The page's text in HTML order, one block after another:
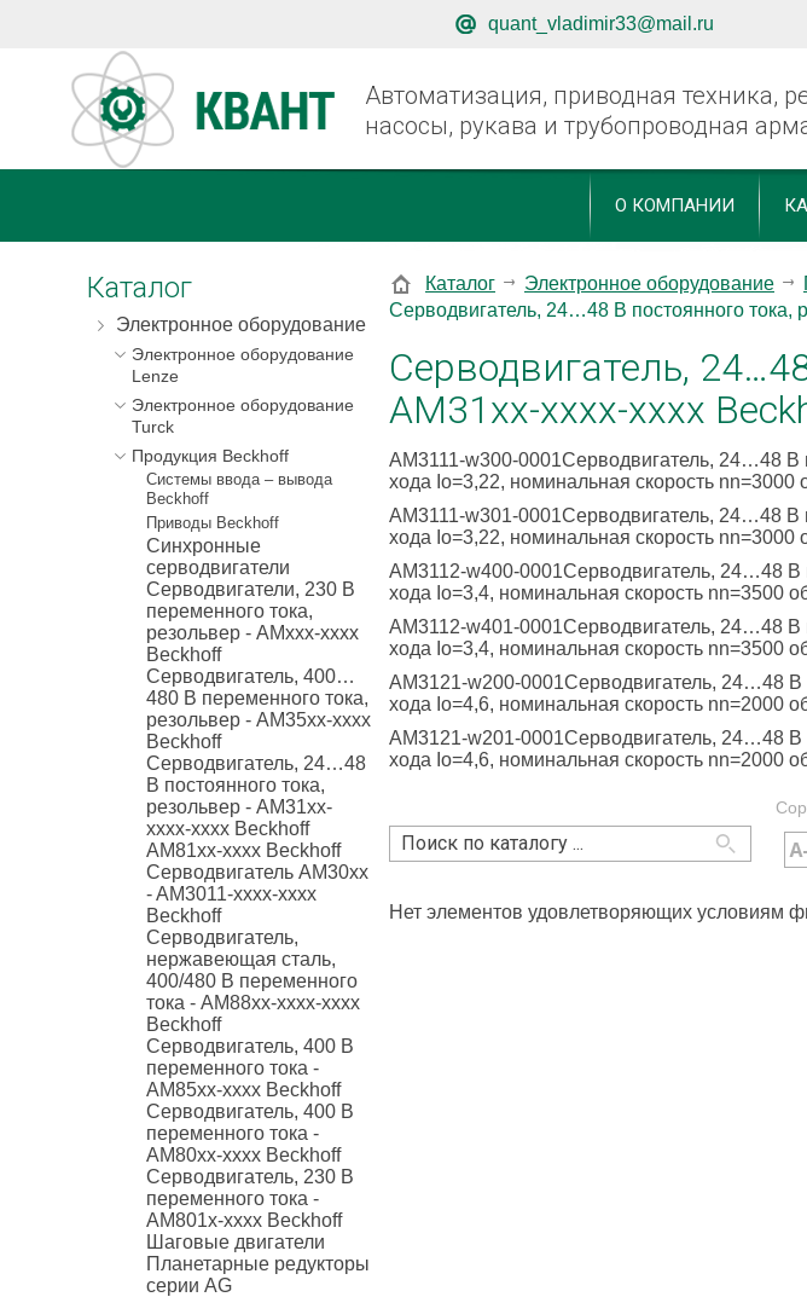
quant_vladimir33@mail.ru
Автоматизация, приводная техника,
насосы, рукава и трубопроводная
О КОМПАНИИ
Каталог
Электронное оборудование
Электронное оборудование
Lenze
Электронное оборудование
Turck
Продукция Beckhoff
Системы ввода – вывода
Beckhoff
Приводы Beckhoff
Синхронные
серводвигатели
Серводвигатели, 230 В
переменного тока,
резольвер - AMxxx-xxxx
Beckhoff
Серводвигатель, 400…
480 В переменного тока,
резольвер - AM35xx-xxxx
Beckhoff
Серводвигатель, 24…48
В постоянного тока,
резольвер - AM31xx-
xxxx-xxxx Beckhoff
AM81xx-xxxx Beckhoff
Серводвигатель AM30xx
- AM3011-xxxx-xxxx
Beckhoff
Серводвигатель,
нержавеющая сталь,
400/480 В переменного
тока - AM88xx-xxxx-xxxx
Beckhoff
Серводвигатель, 400 В
переменного тока -
AM85xx-xxxx Beckhoff
Серводвигатель, 400 В
переменного тока -
AM80xx-xxxx Beckhoff
Серводвигатель, 230 В
переменного тока -
AM801x-xxxx Beckhoff
Шаговые двигатели
Планетарные редукторы
серии AG
Каталог Электронное оборудование
Серводвигатель, 24…48 В постоянного тока,
Серводвигатель,
AM31xx-xxxx-xxxx
AM3111-w300-0001Серводвигатель, 24…48 В
хода Io=3,22, номинальная скорость nn=3000
AM3111-w301-0001Серводвигатель, 24…48 В
хода Io=3,22, номинальная скорость
AM3112-w400-0001Серводвигатель, 24…48 В
хода Io=3,4, номинальная скорость nn=3500
AM3112-w401-0001Серводвигатель, 24…48 В
хода Io=3,4, номинальная скорость nn=3500
AM3121-w200-0001Серводвигатель, 24…48 В
хода Io=4,6, номинальная скорость nn=2000
AM3121-w201-0001Серводвигатель, 24…48 В
хода Io=4,6, номинальная скорость nn=2000
Нет элементов удовлетворяющих условиям